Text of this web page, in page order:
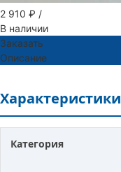
2 910 ₽ /
В наличии
Заказать
Описание
Характеристики
Категория